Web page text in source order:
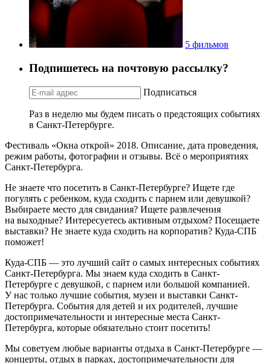
5 фильмов
Подпишетесь на почтовую рассылку?
Подписаться
Раз в неделю мы будем писать о предстоящих событиях
в Санкт-Петербурге.
Фестиваль «Окна открой» 2018. Описание, дата проведения,
режим работы, фотографии и отзывы. Всё о мероприятиях
Санкт-Петербурга.
Не знаете что посетить в Санкт-Петербурге? Ищете где
погулять с ребенком, куда сходить с парнем или девушкой?
Выбираете место для свидания? Ищете развлечения
на выходные? Интересуетесь активным отдыхом? Посещаете
выставки? Не знаете куда сходить на корпоратив? Куда-СПБ
поможет!
Куда-СПБ — это лучший сайт о самых интересных событиях
Санкт-Петербурга. Мы знаем куда сходить в Санкт-
Петербурге с девушкой, с парнем или большой компанией.
У нас только лучшие события, музеи и выставки Санкт-
Петербурга. События для детей и их родителей, лучшие
достопримечательности и интересные места Санкт-
Петербурга, которые обязательно стоит посетить!
Мы советуем любые варианты отдыха в Санкт-Петербурге —
концерты, отдых в парках, достопримечательности для